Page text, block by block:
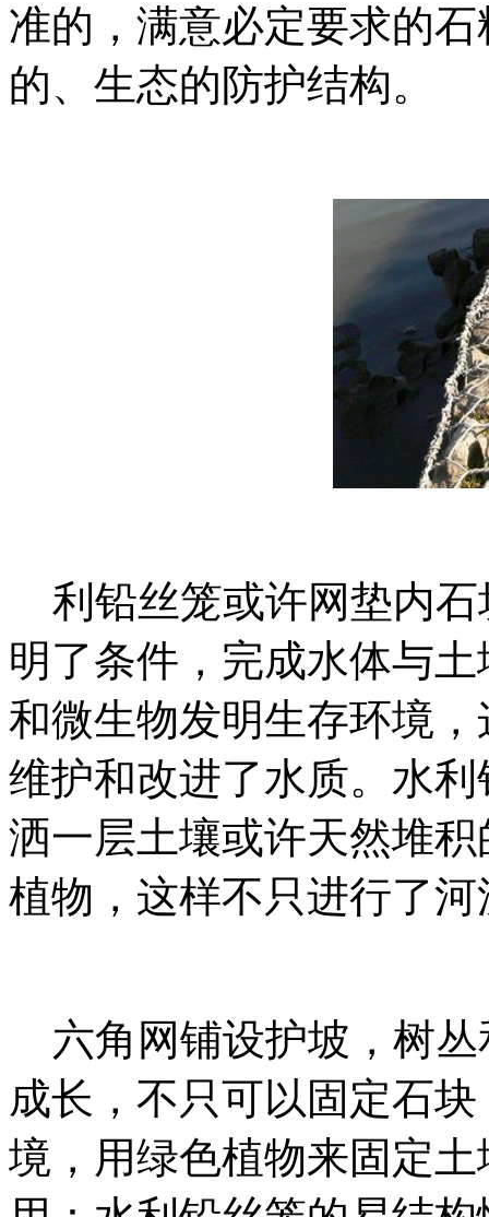
准的，满意必定要求的
的、生态的防护结构。
利铅丝笼或许网垫内石
明了条件，完成水体与
和微生物发明生存环境
维护和改进了水质。水
洒一层土壤或许天然堆
植物，这样不只进行了
六角网铺设护坡，树丛
成长，不只可以固定石
境，用绿色植物来固定